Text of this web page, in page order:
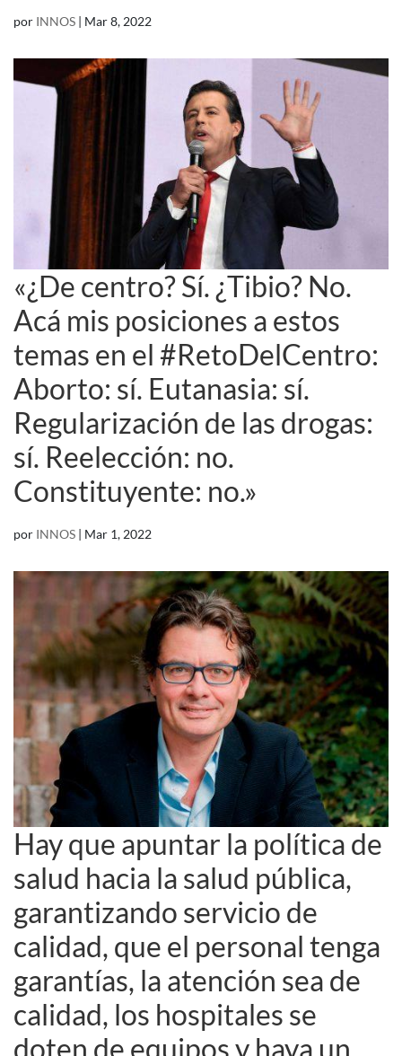
por INNOS | Mar 8, 2022
«¿De centro? Sí. ¿Tibio? No.
Acá mis posiciones a estos
temas en el #RetoDelCentro:
Aborto: sí. Eutanasia: sí.
Regularización de las drogas:
sí. Reelección: no.
Constituyente: no.»
por INNOS | Mar 1, 2022
Hay que apuntar la política de
salud hacia la salud pública,
garantizando servicio de
calidad, que el personal tenga
garantías, la atención sea de
calidad, los hospitales se
doten de equipos y haya un